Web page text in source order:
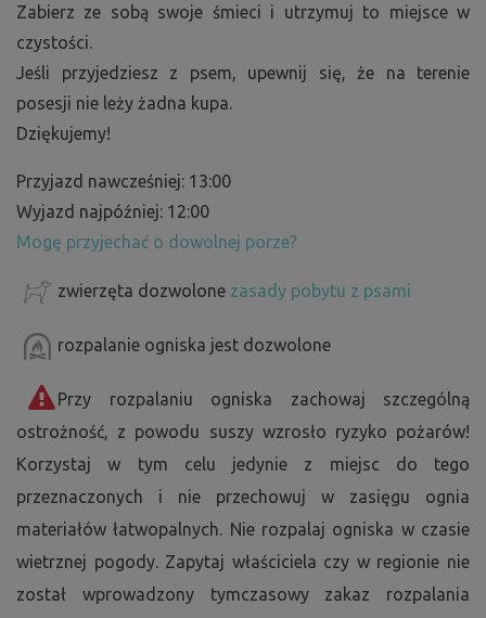
Zabierz ze sobą swoje śmieci i utrzymuj to miejsce w
czystości.
Jeśli przyjedziesz z psem, upewnij się, że na terenie
posesji nie leży żadna kupa.
Dziękujemy!
Przyjazd nawcześniej: 13:00
Wyjazd najpóźniej: 12:00
Mogę przyjechać o dowolnej porze?
zwierzęta dozwolone zasady pobytu z psami
rozpalanie ogniska jest dozwolone
Przy rozpalaniu ogniska zachowaj szczególną
ostrożność, z powodu suszy wzrosło ryzyko pożarów!
Korzystaj w tym celu jedynie z miejsc do tego
przeznaczonych i nie przechowuj w zasięgu ognia
materiałów łatwopalnych. Nie rozpalaj ogniska w czasie
wietrznej pogody. Zapytaj właściciela czy w regionie nie
został wprowadzony tymczasowy zakaz rozpalania